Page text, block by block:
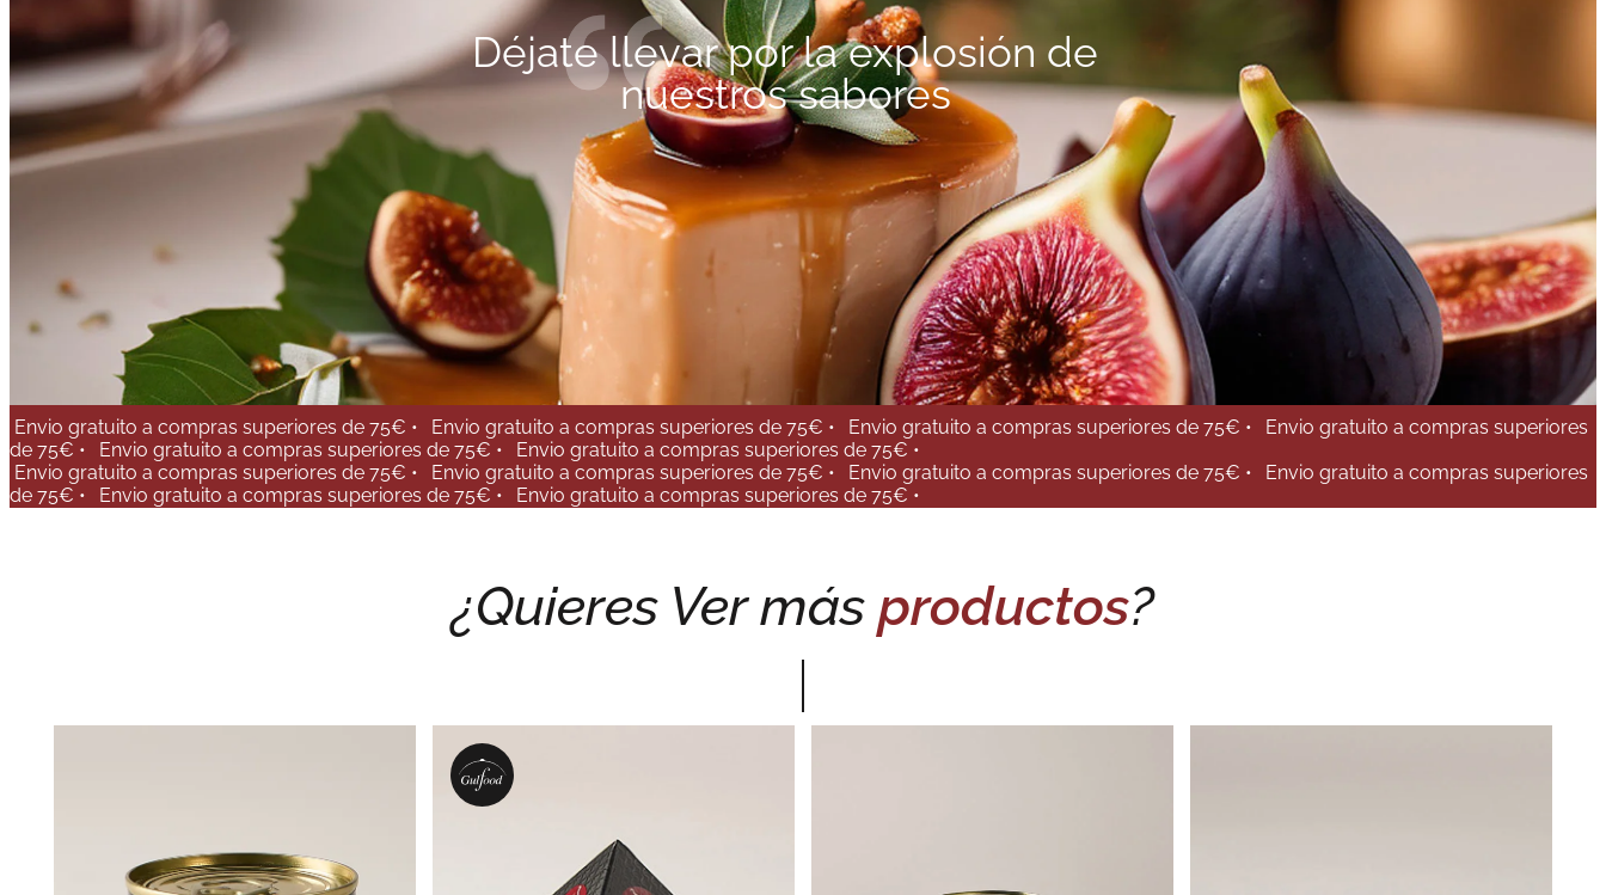
Déjate llevar por la explosión de
nuestros sabores
Envio gratuito a compras superiores de 75€ • Envio gratuito a compras superiores de 75€ • Envio gratuito a compras superiores de 75€ •
Envio gratuito a compras superiores
de 75€ •
Envio gratuito a compras superiores de 75€ •
Envio gratuito a compras superiores de 75€ •
Envio gratuito a compras superiores de 75€ •
Envio gratuito a compras superiores de 75€ • Envio gratuito a compras superiores de 75€ •
Envio gratuito a compras superiores
de 75€ •
Envio gratuito a compras superiores de 75€ • Envio gratuito a compras superiores de 75€ •
¿Quieres Ver más productos?